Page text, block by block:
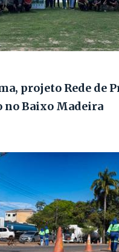
projeto Rede de
no Baixo Madeira